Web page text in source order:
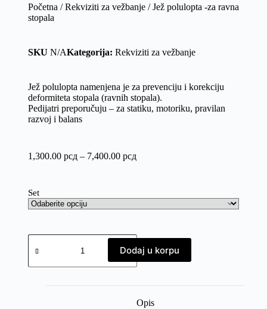
Početna /Rekviziti za vežbanje/ Jež polulopta -za ravna
stopala
SKU N/AKategorija: Rekviziti za vežbanje
Jež polulopta namenjena je za prevenciju i korekciju
deformiteta stopala (ravnih stopala).
Pedijatri preporučuju – za statiku, motoriku, pravilan
razvoj i balans
1,300.00 рсд – 7,400.00 рсд
Set
Dodaj u korpu
Opis